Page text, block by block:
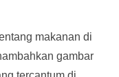
makanan di
gambar